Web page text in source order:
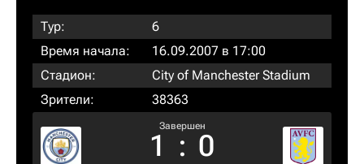
Тур:
6
Время начала:
16.09.2007 в 17:00
Стадион:
City of Manchester Stadium
Зрители:
38363
Завершен
1 : 0